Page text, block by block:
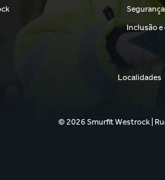
Segurança
Inclusão
Localidades
© 2026 Smurfit Westrock |